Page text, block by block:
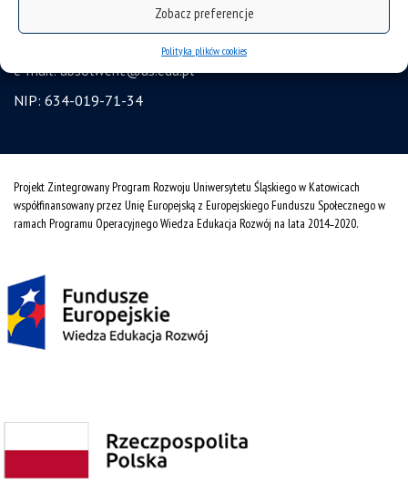
Zobacz preferencje
Polityka plików cookies
ul. Bankowa 12, 40-007 Katowice
e-mail:absolwent@us.edu.pl
NIP: 634-019-71-34
Projekt Zintegrowany Program Rozwoju Uniwersytetu Śląskiego w Katowicach
współfinansowany przez Unię Europejską z Europejskiego Funduszu Społecznego w
ramach Programu Operacyjnego Wiedza Edukacja Rozwój na lata 2014˗2020.